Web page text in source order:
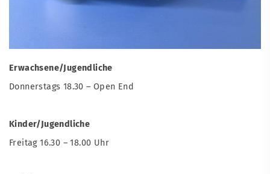
Erwachsene/Jugendliche
Donnerstags 18.30 – Open End
Kinder/Jugendliche
Freitag 16.30 – 18.00 Uhr